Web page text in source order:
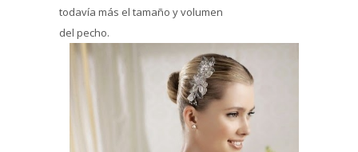
todavía más el tamaño y volumen
del pecho.